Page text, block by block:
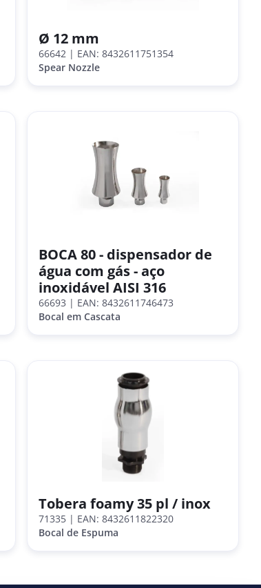
Ø 12 mm
66642 | EAN: 8432611751354
Spear Nozzle
BOCA 80 - dispensador de
água com gás - aço
inoxidável AISI 316
66693 | EAN: 8432611746473
Bocal em Cascata
Tobera foamy 35 pl / inox
71335 | EAN: 8432611822320
Bocal de Espuma